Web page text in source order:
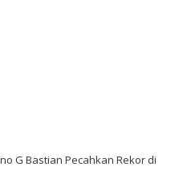
G Bastian Pecahkan Rekor di